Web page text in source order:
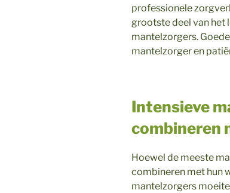
professionele
grootste deel van het
mantelzorgers.
mantelzorger en
Intensieve
combineren
Hoewel de meeste
combineren met hun
mantelzorgers